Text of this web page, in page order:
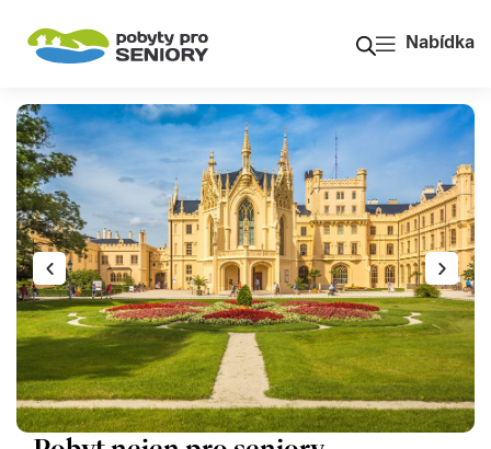
Nabídka